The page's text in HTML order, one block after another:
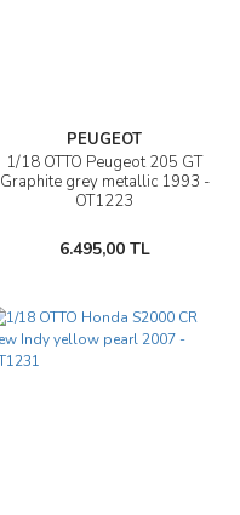
PEUGEOT
1/18 OTTO Peugeot 205 GT
Graphite grey metallic 1993 -
OT1223
6.495,00 TL